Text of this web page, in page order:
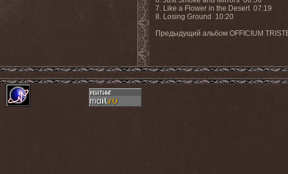
7. Like a Flower in the Desert 07:19
8. Losing Ground 10:20
Предыдущий альбом OFFICIUM